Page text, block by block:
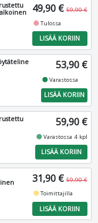
49,90 € 59,90 €
fiber_manual_record Tulossa
LISÄÄ KORIIN
53,90 €
fiber_manual_recordVarastossa
LISÄÄ KORIIN
59,90 €
fiber_manual_recordVarastossa 4 kpl
LISÄÄ KORIIN
31,90 € 59,90 €
fiber_manual_recordToimittajilla
LISÄÄ KORIIN